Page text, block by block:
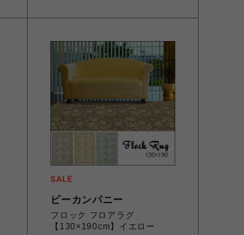
ビーカンパニー
フロック フロアラグ
【130×190cm】イエロー